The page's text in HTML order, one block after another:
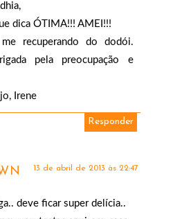
dica ÓTIMA!!! AMEI!!!
recuperando do dodói.
pela preocupação e
Irene
Responder
13 de abril de 2013 às 22:47
deve ficar super delícia..